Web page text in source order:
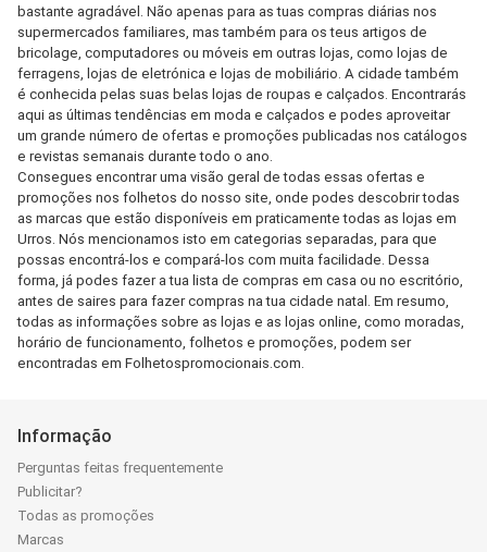
bastante agradável. Não apenas para as tuas compras diárias nos
supermercados familiares, mas também para os teus artigos de
bricolage, computadores ou móveis em outras lojas, como lojas de
ferragens, lojas de eletrónica e lojas de mobiliário. A cidade também
é conhecida pelas suas belas lojas de roupas e calçados. Encontrarás
aqui as últimas tendências em moda e calçados e podes aproveitar
um grande número de ofertas e promoções publicadas nos catálogos
e revistas semanais durante todo o ano.
Consegues encontrar uma visão geral de todas essas ofertas e
promoções nos folhetos do nosso site, onde podes descobrir todas
as marcas que estão disponíveis em praticamente todas as lojas em
Urros. Nós mencionamos isto em categorias separadas, para que
possas encontrá-los e compará-los com muita facilidade. Dessa
forma, já podes fazer a tua lista de compras em casa ou no escritório,
antes de saires para fazer compras na tua cidade natal. Em resumo,
todas as informações sobre as lojas e as lojas online, como moradas,
horário de funcionamento, folhetos e promoções, podem ser
encontradas em Folhetospromocionais.com.
Informação
Perguntas feitas frequentemente
Publicitar?
Todas as promoções
Marcas